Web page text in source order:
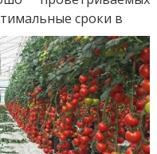
сроки в